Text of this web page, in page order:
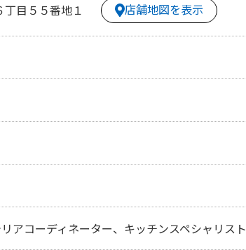
目５５番地１ 店舗地図を表示
アコーディネーター、キッチンスペシャリスト